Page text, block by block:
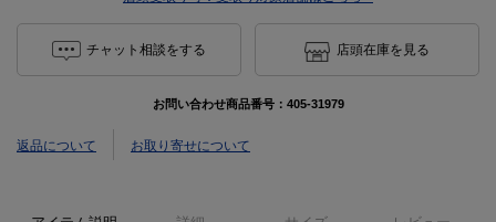
チャット相談をする 店頭在庫を見る
お問い合わせ商品番号： 405-31979
返品について お取り寄せについて